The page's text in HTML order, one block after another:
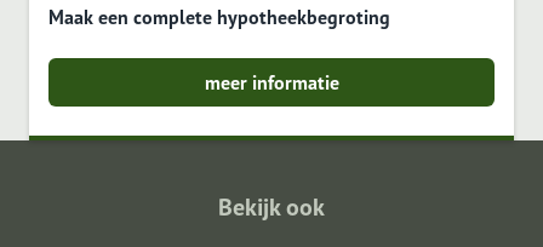
Maak een complete hypotheekbegroting
meer informatie
Bekijk ook